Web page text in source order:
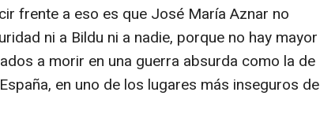
frente a eso es que José María Aznar no
ni a Bildu ni a nadie, porque no hay mayor
a morir en una guerra absurda como la de
en uno de los lugares más inseguros de